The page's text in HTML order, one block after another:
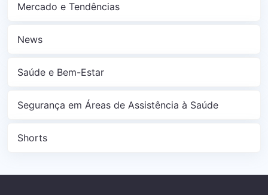
Mercado e Tendências
News
Saúde e Bem-Estar
Segurança em Áreas de Assistência à Saúde
Shorts